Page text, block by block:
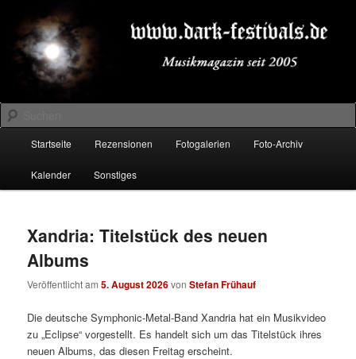
primären
Inhalt
springen
sekundären
Inhalt
springenDARK-FESTIVALS.DE
Suchen
Startseite Rezensionen Fotogalerien Foto-Archiv
Kalender Sonstiges
Xandria: Titelstück des neuen
Albums
Veröffentlicht am5. August 2026vonStefan Frühauf
Die deutsche Symphonic-Metal-Band Xandria hat ein Musikvideo
zu „Eclipse“ vorgestellt. Es handelt sich um das Titelstück ihres
neuen Albums, das diesen Freitag erscheint.